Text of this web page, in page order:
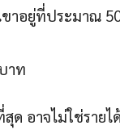
ขาอยู่ที่ประมาณ
าท
ด อาจไม่ใช่รายไ